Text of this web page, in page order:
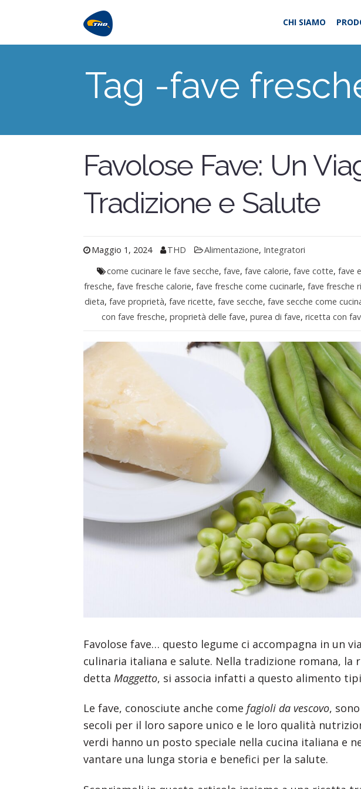
CHI SIAMO
Tag -fave
Favolose Fave: Un
Tradizione e Salute
Maggio 1, 2024 THD Alimentazione, Integratori
come cucinare le fave secche,fave,fave calorie,fave cotte,fave
fresche, fave fresche calorie, fave fresche come cucinarle, fave fresche
dieta, fave proprietà, fave ricette, fave secche, fave secche come
con fave fresche, proprietà delle fave, purea di fave, ricetta con
Favolose fave… questo legume ci accompagna in un
culinaria italiana e salute. Nella tradizione romana, la
detta Maggetto, si associa infatti a questo alimento
Le fave, conosciute anche come fagioli da vescovo,
secoli per il loro sapore unico e le loro qualità
verdi hanno un posto speciale nella cucina italiana e
vantare una lunga storia e benefici per la salute.